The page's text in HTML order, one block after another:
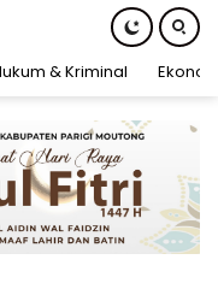
& Kriminal